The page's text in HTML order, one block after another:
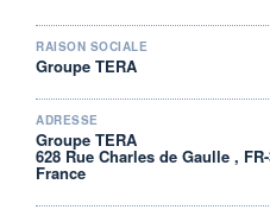
SECTEUR
Outillage industriel
5,5000
+ HAUT
5,5000
RAISON SOCIALE
Groupe TERA
ADRESSE
Groupe TERA
628 Rue Charles de Gaulle ,
France